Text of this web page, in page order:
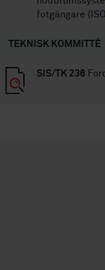
fotgängare
TEKNISK KOMMITTÉ
SIS/TK 236